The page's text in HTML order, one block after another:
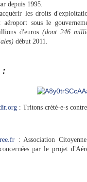
depuis 1995.
les droits
aéroport sous le
d'euros(dont 246
début 2011.
:
: Tritons crété-e-s
: Association
par le projet